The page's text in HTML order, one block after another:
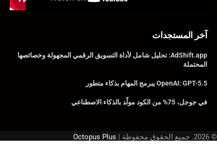
آخر المستجدات
AdShift.app: تحليل شامل لأداة التسويق الرقمي المجهولة وخصائصها
المحتملة
OpenAI: GPT-5.5 يبرمج المهام بذكاء متطور
في جوجل، 75% من الكود مولّد بالذكاء الاصطناعي
© 2026. جميع الحقوق محفوظة | Octopus Plus